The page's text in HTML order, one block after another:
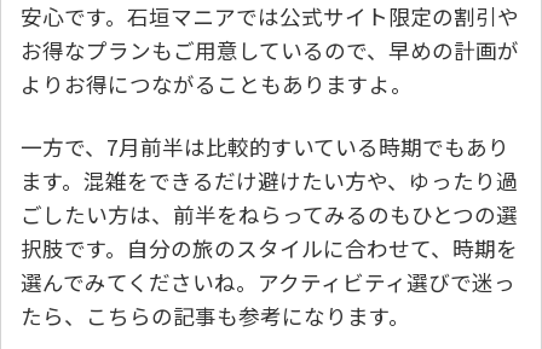
安心です。石垣マニアでは公式サイト限定の割引や
お得なプランもご用意しているので、早めの計画が
よりお得につながることもありますよ。
一方で、7月前半は比較的すいている時期でもあり
ます。混雑をできるだけ避けたい方や、ゆったり過
ごしたい方は、前半をねらってみるのもひとつの選
択肢です。自分の旅のスタイルに合わせて、時期を
選んでみてくださいね。アクティビティ選びで迷っ
たら、こちらの記事も参考になります。